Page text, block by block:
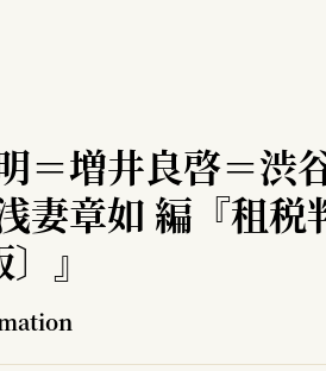
＝増井良啓＝
妻章如 編『租税
』